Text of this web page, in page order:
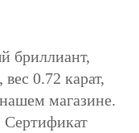
бриллиант,
0.72 карат,
магазине.
Сертификат